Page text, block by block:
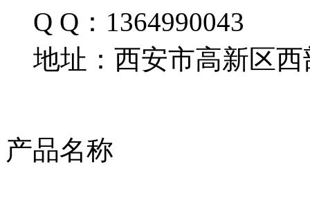
Q Q：1364990043
地址：西安市高新区西
产品名称